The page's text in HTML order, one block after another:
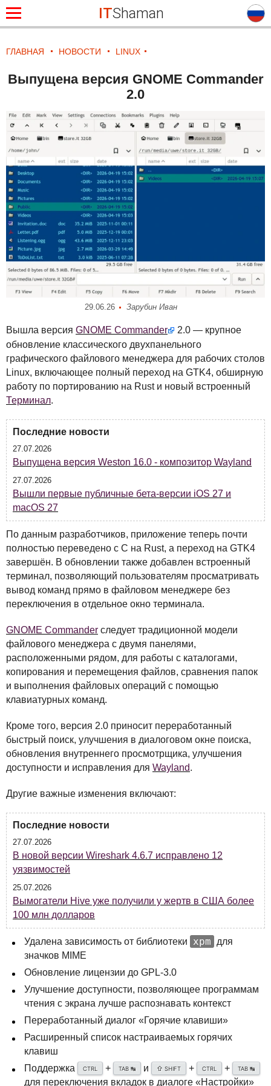
ITShaman
ГЛАВНАЯ НОВОСТИ LINUX
Выпущена версия GNOME Commander
2.0
29.06.26 Зарубин Иван
Вышла версия GNOME Commander
2.0 — крупное
обновление классического двухпанельного
графического файлового менеджера для рабочих столов
Linux, включающее полный переход на GTK4, обширную
работу по портированию на Rust и новый встроенный
Терминал.
Последние новости
27.07.2026
Выпущена версия Weston 16.0 - композитор Wayland
27.07.2026
Вышли первые публичные бета-версии iOS 27 и
macOS 27
По данным разработчиков, приложение теперь почти
полностью переведено с C на Rust, а переход на GTK4
завершён. В обновлении также добавлен встроенный
терминал, позволяющий пользователям просматривать
вывод команд прямо в файловом менеджере без
переключения в отдельное окно терминала.
GNOME Commander следует традиционной модели
файлового менеджера с двумя панелями,
расположенными рядом, для работы с каталогами,
копирования и перемещения файлов, сравнения папок
и выполнения файловых операций с помощью
клавиатурных команд.
Кроме того, версия 2.0 приносит переработанный
быстрый поиск, улучшения в диалоговом окне поиска,
обновления внутреннего просмотрщика, улучшения
доступности и исправления для Wayland.
Другие важные изменения включают:
Последние новости
27.07.2026
В новой версии Wireshark 4.6.7 исправлено 12
уязвимостей
25.07.2026
Вымогатели Hive уже получили у жертв в США более
100 млн долларов
Удалена зависимость от библиотеки xpm для
значков MIME
Обновление лицензии до GPL-3.0
Улучшение доступности, позволяющее программам
чтения с экрана лучше распознавать контекст
Переработанный диалог «Горячие клавиши»
Расширенный список настраиваемых горячих
клавиш
Поддержка
CTRL + TAB ↹ и ⇧ SHIFT + CTRL + TAB ↹
для переключения вкладок в диалоге «Настройки»